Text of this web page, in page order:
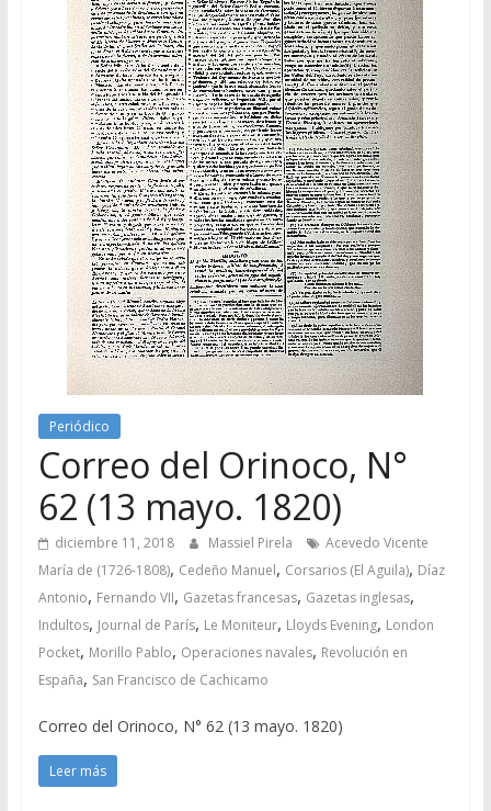
Periódico
Correo del Orinoco, N°
62 (13 mayo. 1820)
diciembre 11, 2018 Massiel Pirela
Acevedo Vicente
María de (1726-1808), Cedeño Manuel, Corsarios (El Aguila), Díaz
Antonio, Fernando VII, Gazetas francesas, Gazetas inglesas,
Indultos, Journal de París, Le Moniteur, Lloyds Evening, London
Pocket, Morillo Pablo, Operaciones navales, Revolución en
España, San Francisco de Cachicamo
Correo del Orinoco, N° 62 (13 mayo. 1820)
Leer más